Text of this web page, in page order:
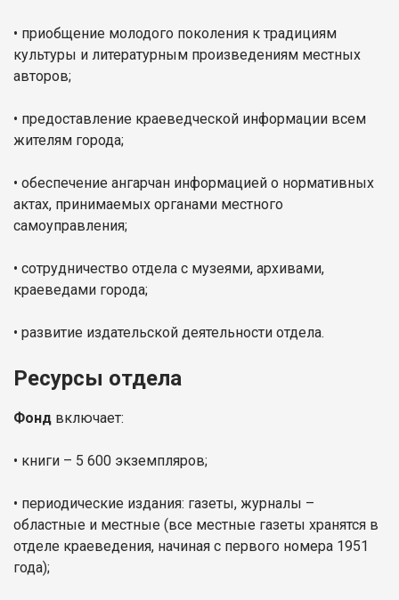
• приобщение молодого поколения к традициям
культуры и литературным произведениям местных
авторов;
• предоставление краеведческой информации всем
жителям города;
• обеспечение ангарчан информацией о нормативных
актах, принимаемых органами местного
самоуправления;
• сотрудничество отдела с музеями, архивами,
краеведами города;
• развитие издательской деятельности отдела.
Ресурсы отдела
Фонд включает:
• книги – 5 600 экземпляров;
• периодические издания: газеты, журналы –
областные и местные (все местные газеты хранятся в
отделе краеведения, начиная с первого номера 1951
года);